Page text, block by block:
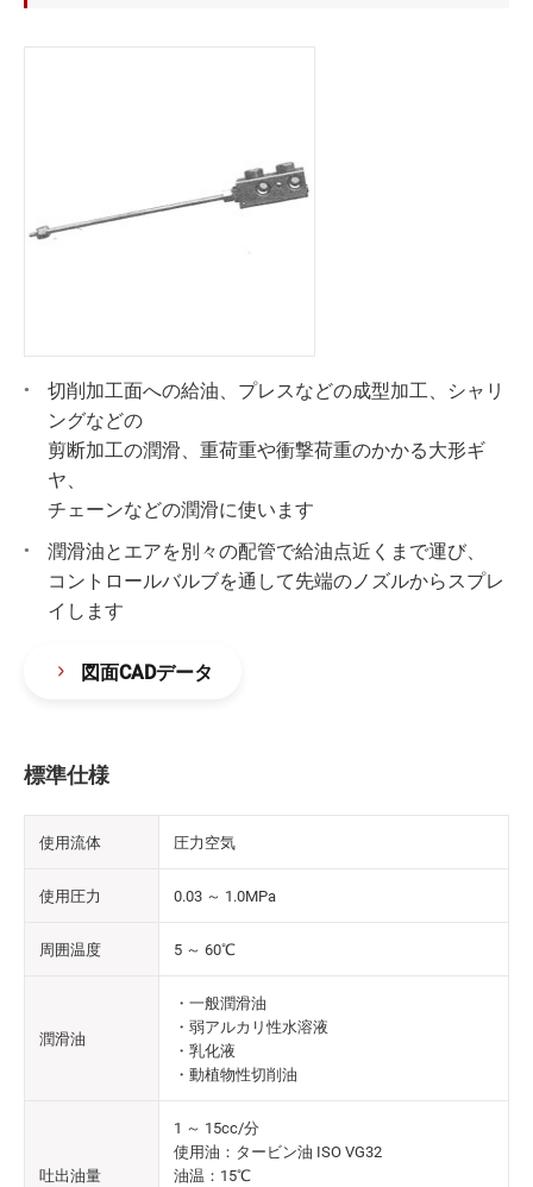
切削加工面への給油、プレスなどの成型加工、シャリ
ングなどの
剪断加工の潤滑、重荷重や衝撃荷重のかかる大形ギ
ヤ、
チェーンなどの潤滑に使います
潤滑油とエアを別々の配管で給油点近くまで運び、
コントロールバルブを通して先端のノズルからスプレ
イします
図面CADデータ
標準仕様
使用流体 圧力空気
使用圧力 0.03 ～ 1.0MPa
周囲温度 5 ～ 60℃
潤滑油
・一般潤滑油
・弱アルカリ性水溶液
・乳化液
・動植物性切削油
吐出油量
1 ～ 15cc/分
使用油：タービン油 ISO VG32
油温：15℃